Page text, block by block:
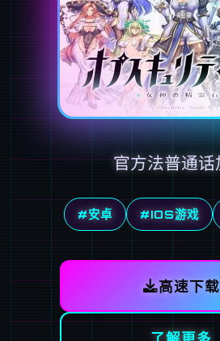
官方法普通话
#安卓 #IOS游戏
高速下载
了解更多